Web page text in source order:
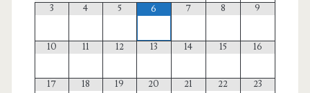
3 4 5 6 7 8 9
10 11 12 13 14 15 16
17 18 19 20 21 22 23